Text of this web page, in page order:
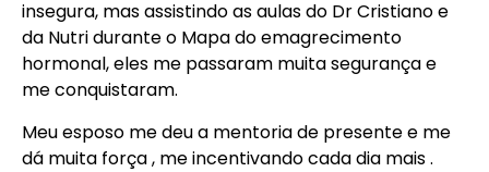
insegura, mas assistindo as aulas do Dr Cristiano e
da Nutri durante o Mapa do emagrecimento
hormonal, eles me passaram muita segurança e
me conquistaram.
Meu esposo me deu a mentoria de presente e me
dá muita força , me incentivando cada dia mais .